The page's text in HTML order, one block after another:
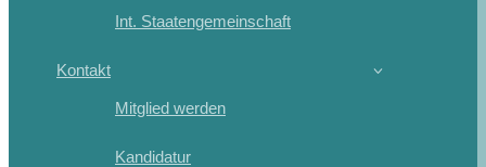
Int. Staatengemeinschaft
Kontakt
Mitglied werden
Kandidatur